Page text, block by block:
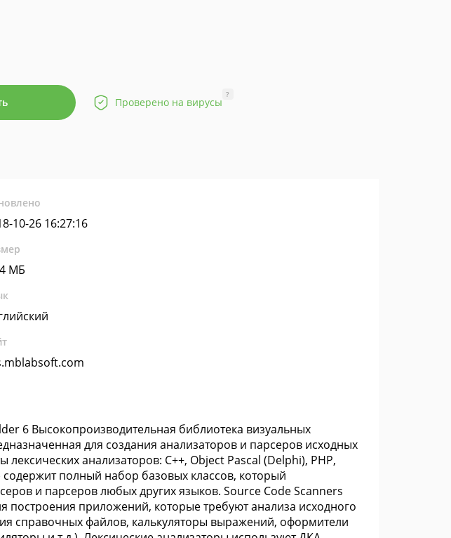
Проверено на вирусы
?
10-26 16:27:16
МБ
6 Высокопроизводительная библиотека визуальных
для создания анализаторов и парсеров исходных
анализаторов: C++, Object Pascal (Delphi), PHP,
содержит полный набор базовых классов, который
и парсеров любых других языков. Source Code Scanners
построения приложений, которые требуют анализа исходного
справочных файлов, калькуляторы выражений, оформители